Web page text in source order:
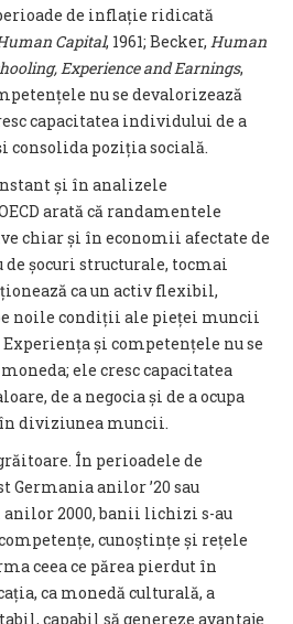
de inflație ridicată
Capital, 1961; Becker, Human
Experience and Earnings,
nu se devalorizează
capacitatea individului de a
consolida poziția socială.
și în analizele
arată că randamentele
chiar și în economii afectate de
șocuri structurale, tocmai
ca un activ flexibil,
noile condiții ale pieței muncii
Experiența și competențele nu se
ele cresc capacitatea
de a negocia și de a ocupa
diviziunea muncii.
În perioadele de
anilor ’20 sau
2000, banii lichizi s-au
cunoștințe și rețele
ceea ce părea pierdut în
ca monedă culturală, a
capabil să genereze avantaje